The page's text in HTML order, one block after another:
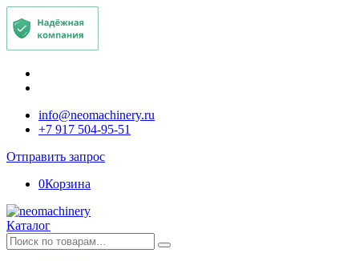
info@neomachinery.ru
+7 917 504-95-51
Отправить запрос
0Корзина
Каталог
Искать: